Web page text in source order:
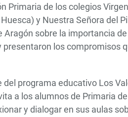
Primaria de los colegios
y Nuestra Señora del
Aragón sobre la importancia
presentaron los compromisos
programa educativo Los
a los alumnos de Primaria
y dialogar en sus aulas